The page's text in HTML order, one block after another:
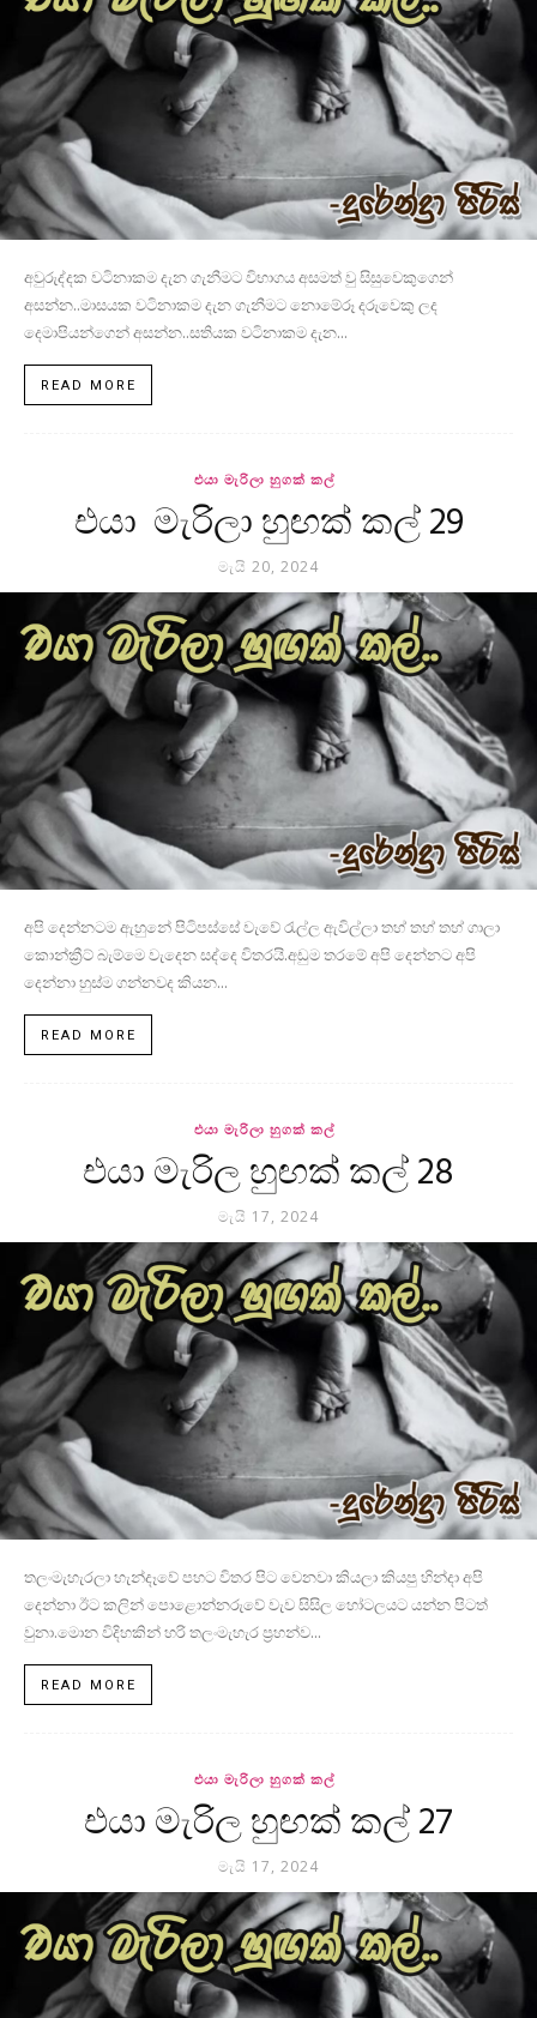
අවුරුද්දක වටිනාකම දැන ගැනීමට විභාගය අසමත් වු සිසුවෙකුගෙන්
අසන්න..මාසයක වටිනාකම දැන ගැනීමට නොමේරූ දරුවෙකු ලද
දෙමාපියන්ගෙන් අසන්න..සතියක වටිනාකම දැන...
READ MORE
එයා මැරිලා හුගක් කල්
එයා මැරිලා හුඟක් කල් 29
මැයි 20, 2024
අපි දෙන්නටම ඇහුනේ පිටිපස්සේ වැවේ රැල්ල ඇවිල්ලා තහ් තහ් තහ් ගාලා
කොන්ක්‍රීට් බැම්මෙ වැදෙන සද්දෙ විතරයි.අඩුම තරමේ අපි දෙන්නට අපි
දෙන්නා හුස්ම ගන්නවද කියන...
READ MORE
එයා මැරිලා හුගක් කල්
එයා මැරිල හුඟක් කල් 28
මැයි 17, 2024
තලංමැහැරලා හැන්දෑවේ පහට විතර පිට වෙනවා කියලා කියපු හින්දා අපි
දෙන්නා ඊට කලින් පොළොන්නරුවේ වැව සිසිල හෝටලයට යන්න පිටත්
වුනා.මොන විදිහකින් හරි තලංමැහැර ප්‍රහන්ව...
READ MORE
එයා මැරිලා හුගක් කල්
එයා මැරිල හුඟක් කල් 27
මැයි 17, 2024